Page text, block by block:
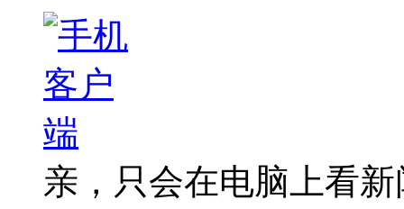
亲，只会在电脑上看